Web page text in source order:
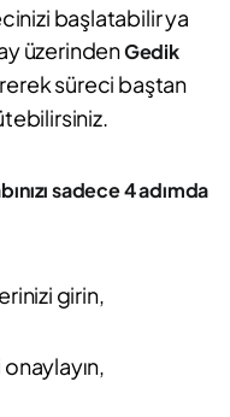
başlatabilir ya
üzerindenGedik
süreci baştan
sadece 4 adımda
girin,